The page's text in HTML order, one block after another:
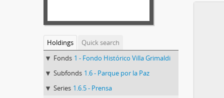
Holdings
Quick search
Fonds 1 - Fondo Histórico Villa Grimaldi
Subfonds 1.6 - Parque por la Paz
Series 1.6.5 - Prensa